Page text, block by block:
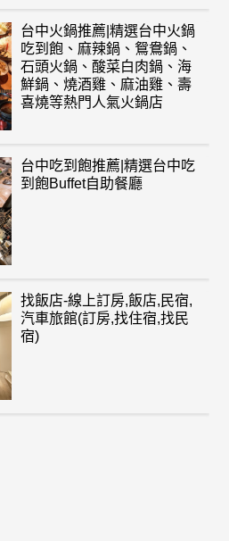
台中火鍋推薦|精選台中火鍋
吃到飽、麻辣鍋、鴛鴦鍋、
石頭火鍋、酸菜白肉鍋、海
鮮鍋、燒酒雞、麻油雞、壽
喜燒等熱門人氣火鍋店
台中吃到飽推薦|精選台中吃
到飽Buffet自助餐廳
找飯店-線上訂房,飯店,民宿,
汽車旅館(訂房,找住宿,找民
宿)